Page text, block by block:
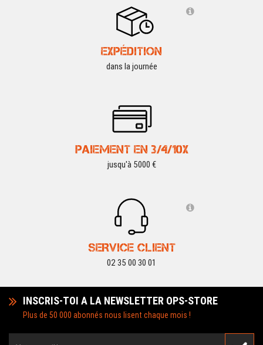
EXPÉDITION
dans la journée
PAIEMENT EN 3/4/10X
jusqu'à 5000 €
SERVICE CLIENT
02 35 00 30 01
INSCRIS-TOI A LA NEWSLETTER OPS-STORE
Plus de 50 000 abonnés nous lisent chaque mois !